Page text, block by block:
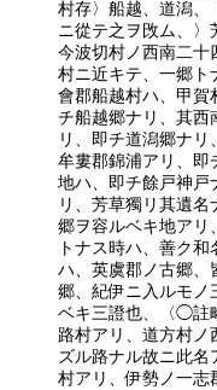
村存〉船越、道潟、
ニ從テ之ヲ攺ム、〉
今波切村ノ西南二十
村ニ近キテ、一郷ト
會郡船越村ハ、甲賀
チ船越郷ナリ、其西
リ、即チ道潟郷ナ
牟婁郡錦浦アリ、即
地ハ、即チ餘戸神戸
リ、芳草獨リ其遺
郷ヲ容ルベキ地アリ
トナス時ハ、善ク
ハ、英虞郡ノ古郷、
郷、紀伊ニ入ルモノ
ベキ三證也、〈◯註
路村アリ、道方村ノ
ズル路ナル故ニ此
村アリ、伊勢ノ一志